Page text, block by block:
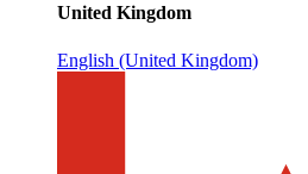
United Kingdom
English (United Kingdom)